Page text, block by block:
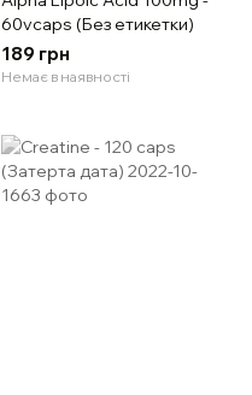
60vcaps (Без етикетки)
189 грн
Немає в наявності